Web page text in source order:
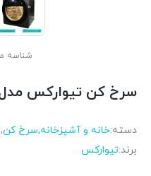
شناسه
سرخ کن تیوارکس مدل 1098 با 2 سال
دسته:خانه و آشپزخانه,سرخ کن,
برند:تیوارکس